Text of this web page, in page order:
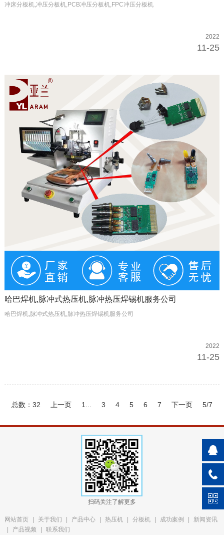
冲床分板机,冲压分板机,PCB冲压分板机,FPC冲压分板机
2022
11-25
哈巴焊机,脉冲式热压机,脉冲热压焊锡机服务公司
哈巴焊机,脉冲式热压机,脉冲热压焊锡机服务公司
2022
11-25
总数：32 上一页 1... 3 4 5 6 7 下一页 5/7
扫码关注了解更多
网站首页 关于我们 产品中心 热压机 分板机 成功案例
新闻资讯
产品视频 联系我们